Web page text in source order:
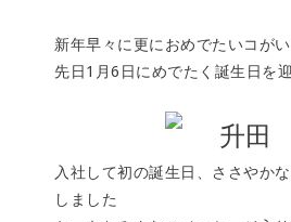
新年早々に更におめでたいコがい
先日1月6日にめでたく誕生日を迎
升田
入社して初の誕生日、ささやかな
しました